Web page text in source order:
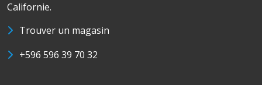
Californie.
Trouver un magasin
+596 596 39 70 32